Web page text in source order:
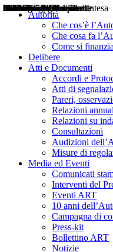
Autorità
Che cos’è
Che cosa fa
Come si
Delibere
Atti e Documenti
Accordi e
Atti di
Pareri,
Relazioni
Relazioni su
Consultazioni
Audizioni
Misure di
Media ed Eventi
Comunicati
Interventi del
Eventi ART
10 anni
Campagna di
Press-kit
Bollettino ART
Notizie
Delibere
Pareri
Consultazioni
Audizioni
Atti di Segnalazione
Accordi e Protocolli d'Intesa
Relazioni annuali
Misure di regolazione
Notizie
Comunicati Stampa
Bollettini ART
Convegni ART
Interviste del Presidente
Articoli in primo piano
Interventi del Presidente
2004
2005
2010
2013
2014
2015
2016
2017
2018
2019
202
2020
2021
2022
2023
2024
2025
2026
Aereo
Marittimo
Terrestre